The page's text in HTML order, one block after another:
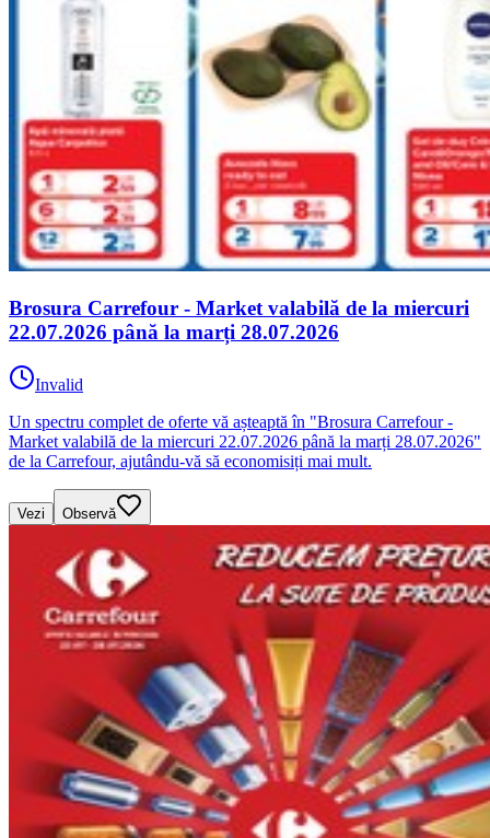
Brosura Carrefour - Market valabilă de la miercuri
22.07.2026 până la marți 28.07.2026
Invalid
Un spectru complet de oferte vă așteaptă în "Brosura Carrefour -
Market valabilă de la miercuri 22.07.2026 până la marți 28.07.2026"
de la Carrefour, ajutându-vă să economisiți mai mult.
Vezi Observă